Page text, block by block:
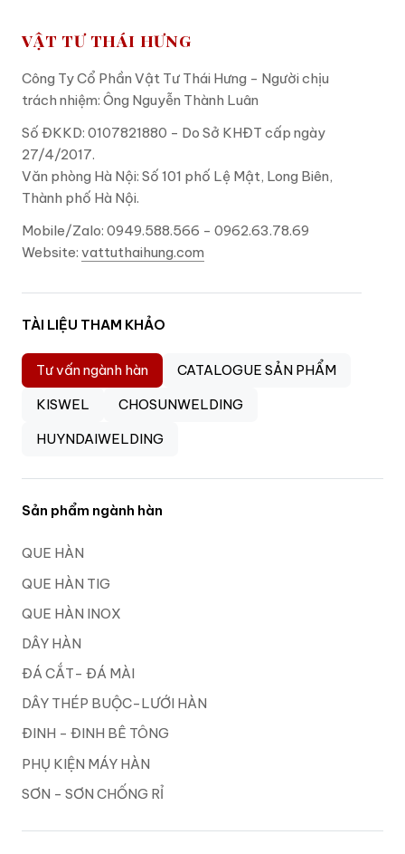
VẬT TƯ THÁI HƯNG
Công Ty Cổ Phần Vật Tư Thái Hưng - Người chịu
trách nhiệm: Ông Nguyễn Thành Luân
Số ĐKKD: 0107821880 - Do Sở KHĐT cấp ngày
27/4/2017.
Văn phòng Hà Nội: Số 101 phố Lệ Mật, Long Biên,
Thành phố Hà Nội.
Mobile/Zalo: 0949.588.566 - 0962.63.78.69
Website: vattuthaihung.com
TÀI LIỆU THAM KHẢO
Tư vấn ngành hàn
CATALOGUE SẢN PHẨM
KISWEL
CHOSUNWELDING
HUYNDAIWELDING
Sản phẩm ngành hàn
QUE HÀN
QUE HÀN TIG
QUE HÀN INOX
DÂY HÀN
ĐÁ CẮT- ĐÁ MÀI
DÂY THÉP BUỘC-LƯỚI HÀN
ĐINH - ĐINH BÊ TÔNG
PHỤ KIỆN MÁY HÀN
SƠN - SƠN CHỐNG RỈ